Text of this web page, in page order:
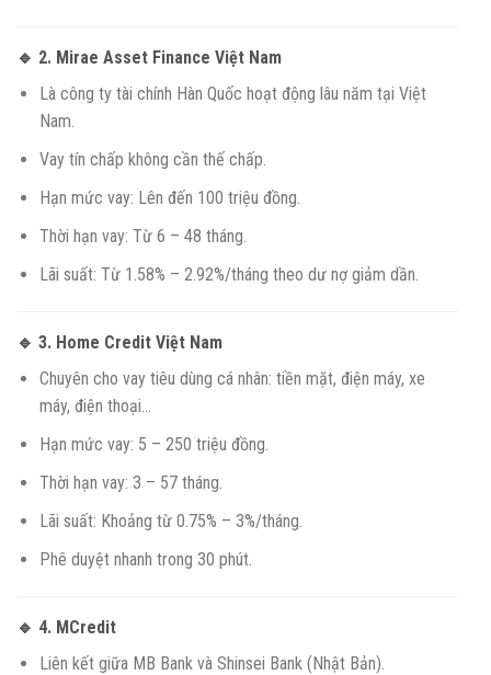
🔹 2. Mirae Asset Finance Việt Nam
Là công ty tài chính Hàn Quốc hoạt động lâu năm tại Việt
Nam.
Vay tín chấp không cần thế chấp.
Hạn mức vay: Lên đến 100 triệu đồng.
Thời hạn vay: Từ 6 – 48 tháng.
Lãi suất: Từ 1.58% – 2.92%/tháng theo dư nợ giảm dần.
🔹 3. Home Credit Việt Nam
Chuyên cho vay tiêu dùng cá nhân: tiền mặt, điện máy, xe
máy, điện thoại…
Hạn mức vay: 5 – 250 triệu đồng.
Thời hạn vay: 3 – 57 tháng.
Lãi suất: Khoảng từ 0.75% – 3%/tháng.
Phê duyệt nhanh trong 30 phút.
🔹 4. MCredit
Liên kết giữa MB Bank và Shinsei Bank (Nhật Bản).